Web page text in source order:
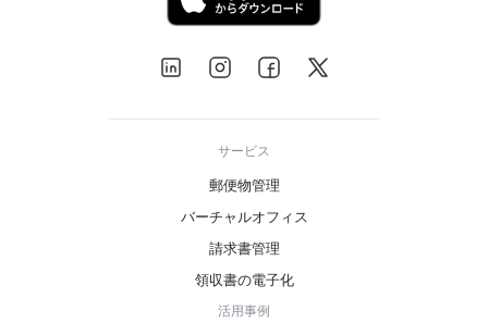
サービス
郵便物管理
バーチャルオフィス
請求書管理
領収書の電子化
活用事例